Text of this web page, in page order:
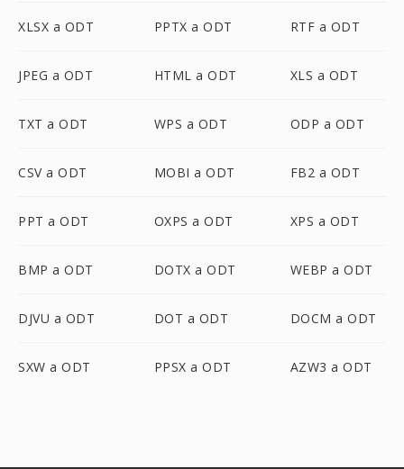
XLSX a ODT PPTX a ODT RTF a ODT
JPEG a ODT HTML a ODT XLS a ODT
TXT a ODT WPS a ODT ODP a ODT
CSV a ODT MOBI a ODT FB2 a ODT
PPT a ODT OXPS a ODT XPS a ODT
BMP a ODT DOTX a ODT WEBP a ODT
DJVU a ODT DOT a ODT DOCM a ODT
SXW a ODT PPSX a ODT AZW3 a ODT